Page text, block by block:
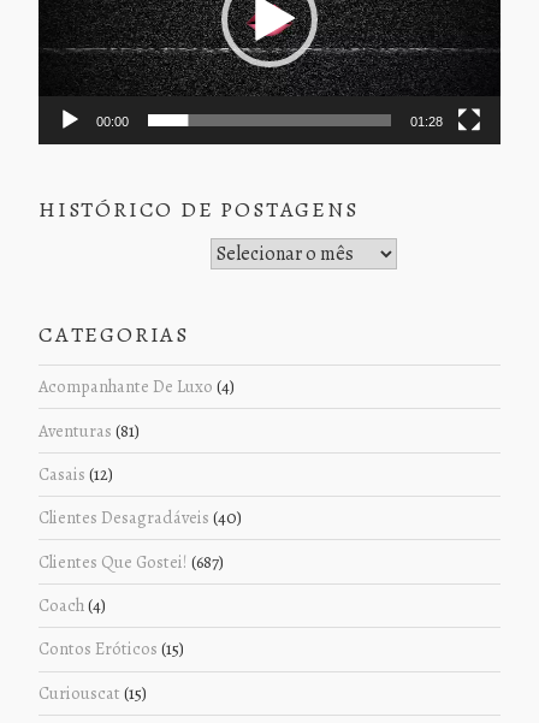
00:00 01:28
HISTÓRICO DE POSTAGENS
CATEGORIAS
Acompanhante De Luxo (4)
Aventuras (81)
Casais (12)
Clientes Desagradáveis (40)
Clientes Que Gostei! (687)
Coach(4)
Contos Eróticos (15)
Curiouscat (15)